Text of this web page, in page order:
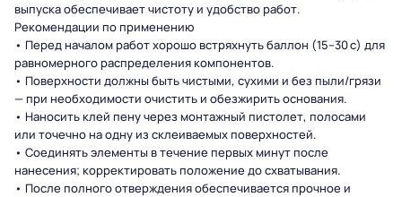
выпуска обеспечивает чистоту и удобство работ.
Рекомендации по применению
• Перед началом работ хорошо встряхнуть баллон (15–30 с) для
равномерного распределения компонентов.
• Поверхности должны быть чистыми, сухими и без пыли/грязи
— при необходимости очистить и обезжирить основания.
• Наносить клей пену через монтажный пистолет, полосами
или точечно на одну из склеиваемых поверхностей.
• Соединять элементы в течение первых минут после
нанесения; корректировать положение до схватывания.
• После полного отверждения обеспечивается прочное и